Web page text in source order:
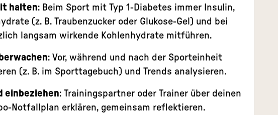
halten: Beim Sport mit Typ 1-Diabetes immer Insulin,
(z. B. Traubenzucker oder Glukose-Gel) und bei
langsam wirkende Kohlenhydrate mitführen.
: Vor, während und nach der Sporteinheit
(z. B. im Sporttagebuch) und Trends analysieren.
einbeziehen: Trainingspartner oder Trainer über deinen
Notfallplan erklären, gemeinsam reflektieren.